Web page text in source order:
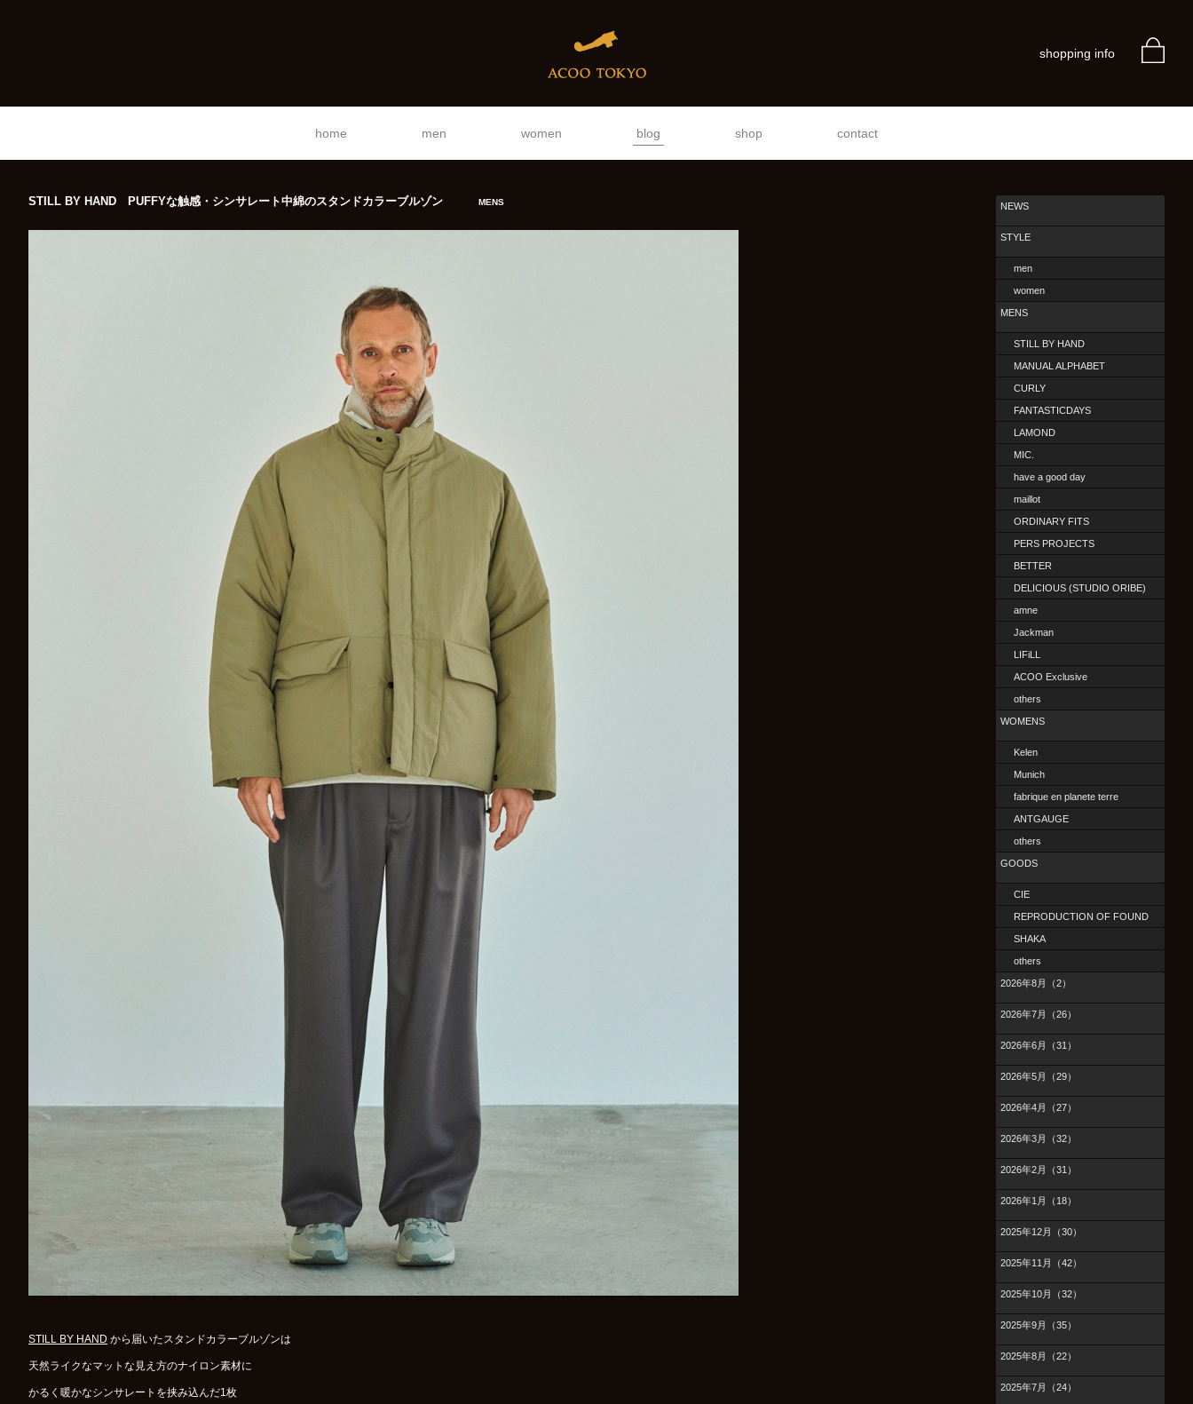
shopping info
home men women blog shop contact
STILL BY HAND PUFFYな触感・シンサレート中綿のスタンドカラーブルゾン MENS
STILL BY HAND から届いたスタンドカラーブルゾンは
天然ライクなマットな見え方のナイロン素材に
かるく暖かなシンサレートを挟み込んだ1枚
NEWS
STYLE
men
women
MENS
STILL BY HAND
MANUAL ALPHABET
CURLY
FANTASTICDAYS
LAMOND
MIC.
have a good day
maillot
ORDINARY FITS
PERS PROJECTS
BETTER
DELICIOUS (STUDIO ORIBE)
amne
Jackman
LIFiLL
ACOO Exclusive
others
WOMENS
Kelen
Munich
fabrique en planete terre
ANTGAUGE
others
GOODS
CIE
REPRODUCTION OF FOUND
SHAKA
others
2026年8月（2）
2026年7月（26）
2026年6月（31）
2026年5月（29）
2026年4月（27）
2026年3月（32）
2026年2月（31）
2026年1月（18）
2025年12月（30）
2025年11月（42）
2025年10月（32）
2025年9月（35）
2025年8月（22）
2025年7月（24）